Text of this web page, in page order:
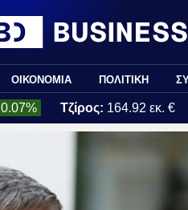
ΟΙΚΟΝΟΜΙΑ ΠΟΛΙΤΙΚΗ
0.07% Τζίρος: 164.92 εκ. €